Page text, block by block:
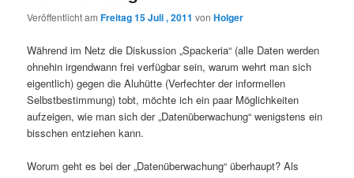
Veröffentlicht amFreitag 15 Juli , 2011 vonHolger
Während im Netz die Diskussion „Spackeria“ (alle Daten werden
ohnehin irgendwann frei verfügbar sein, warum wehrt man sich
eigentlich) gegen die Aluhütte (Verfechter der informellen
Selbstbestimmung) tobt, möchte ich ein paar Möglichkeiten
aufzeigen, wie man sich der „Datenüberwachung“ wenigstens ein
bisschen entziehen kann.
Worum geht es bei der „Datenüberwachung“ überhaupt? Als